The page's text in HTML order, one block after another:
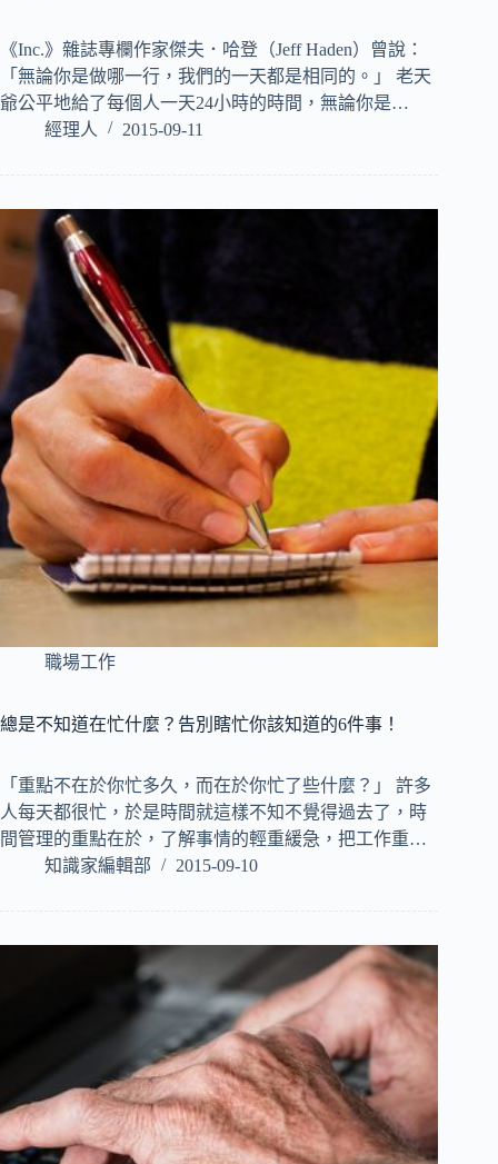
《Inc.》雜誌專欄作家傑夫．哈登（Jeff Haden）曾說：
「無論你是做哪一行，我們的一天都是相同的。」 老天
爺公平地給了每個人一天24小時的時間，無論你是…
經理人
2015-09-11
職場工作
總是不知道在忙什麼？告別瞎忙你該知道的6件事！
「重點不在於你忙多久，而在於你忙了些什麼？」 許多
人每天都很忙，於是時間就這樣不知不覺得過去了，時
間管理的重點在於，了解事情的輕重緩急，把工作重…
知識家編輯部
2015-09-10